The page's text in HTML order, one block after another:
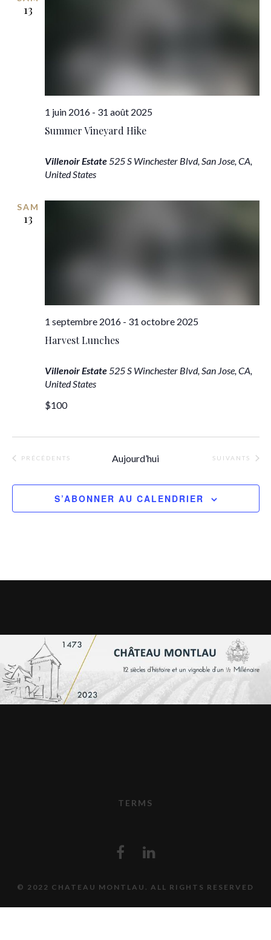
13
Summer Vineyard Hike
1 juin 2016- 31 août 2025
Villenoir Estate525 S Winchester Blvd, San Jose, CA,
United States
SAM
13
Harvest Lunches
1 septembre 2016- 31 octobre 2025
Villenoir Estate 525 S Winchester Blvd, San Jose, CA,
United States
$100
ÉVÈNEMENTS
PRÉCÉDENTS Aujourd’hui ÉVÈNEMENTS
SUIVANTS
S’ABONNER AU CALENDRIER
TERMS
© 2022 CHATEAU MONTLAU. ALL RIGHTS RESERVED